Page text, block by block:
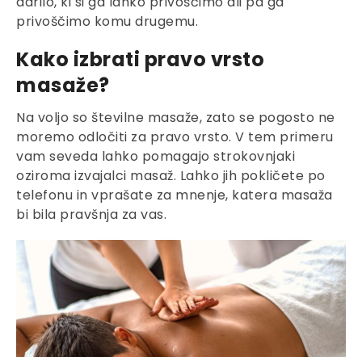
privoščimo komu drugemu.
Kako izbrati pravo vrsto
masaže?
Na voljo so številne masaže, zato se pogosto ne
moremo odločiti za pravo vrsto. V tem primeru
vam seveda lahko pomagajo strokovnjaki
oziroma izvajalci masaž. Lahko jih pokličete po
telefonu in vprašate za mnenje, katera masaža
bi bila pravšnja za vas.